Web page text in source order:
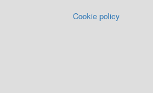
Cookie policy